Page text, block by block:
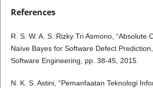
References
R. S. W. A. S. Rizky Tri Asmono, “Absolute
Naïve Bayes for Software Defect
Software Engineering, pp. 38-45, 2015.
N. K. S. Astini, “Pemanfaatan Teknologi